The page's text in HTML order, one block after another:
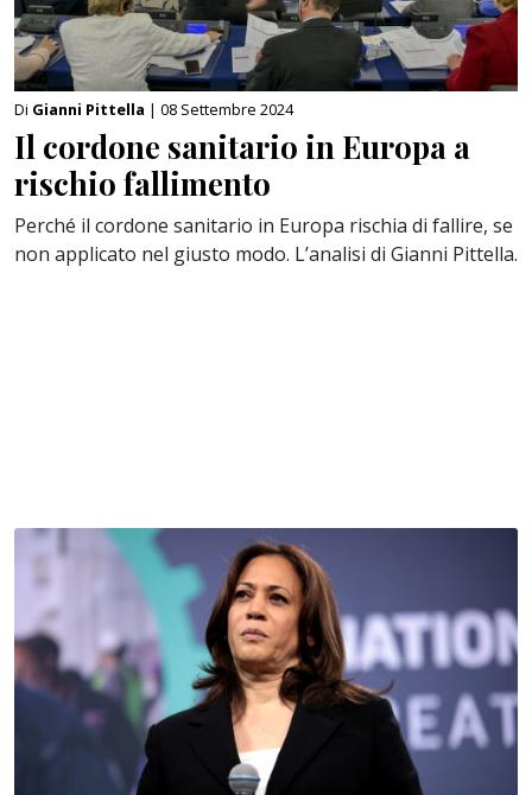
Di Gianni Pittella | 08 Settembre 2024
Il cordone sanitario in Europa a
rischio fallimento
Perché il cordone sanitario in Europa rischia di fallire, se
non applicato nel giusto modo. L’analisi di Gianni Pittella.